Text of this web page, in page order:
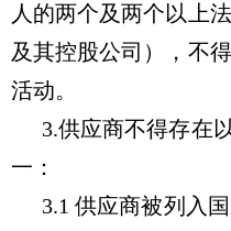
人的两个及两个以上
及其控股公司），不
活动。
3.供应商不得存在
一：
3.1 供应商被列入